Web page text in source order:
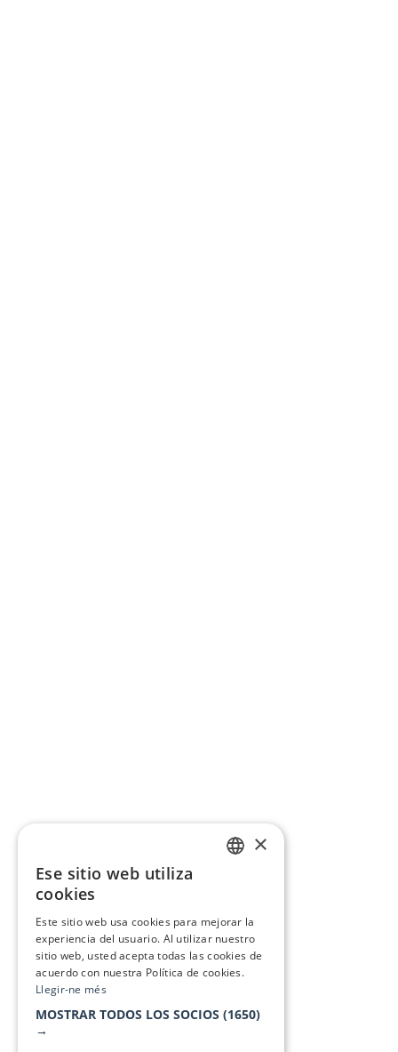
×
Ese sitio web utiliza
cookies
Este sitio web usa cookies para mejorar la
experiencia del usuario. Al utilizar nuestro
sitio web, usted acepta todas las cookies de
acuerdo con nuestra Política de cookies.
Llegir-ne més
MOSTRAR TODOS LOS SOCIOS (1650)
→